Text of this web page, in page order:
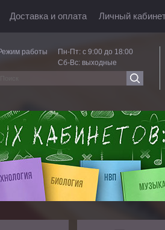
Доставка и оплата Личный
работы
Пн-Пт: с 9:00 до 18:00
Сб-Вс: выходные